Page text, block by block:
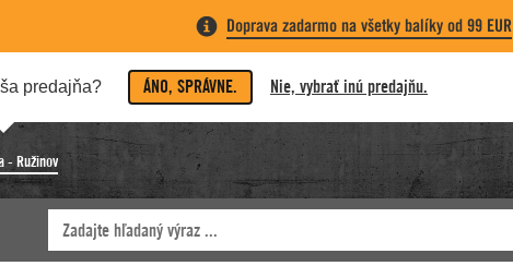
Doprava zadarmo na všetky balíky od 99 EUR
predajňa? ÁNO, SPRÁVNE. Nie, vybrať inú predajňu.
- Ružinov